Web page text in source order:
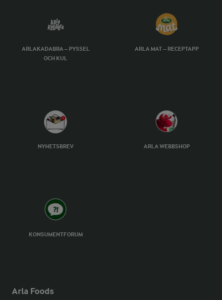
ARLAKADABRA – PYSSEL
OCH KUL
ARLA MAT – RECEPTAPP
NYHETSBREV ARLA WEBBSHOP
KONSUMENTFORUM
Arla Foods